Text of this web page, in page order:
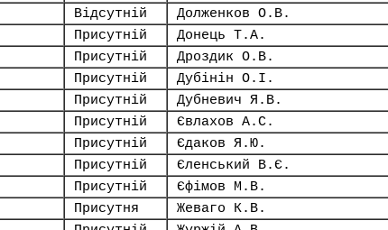
Відсутній Долженков О.В.
Присутній Донець Т.А.
Присутній Дроздик О.В.
Присутній Дубінін О.І.
Присутній Дубневич Я.В.
Присутній Євлахов А.С.
Присутній Єдаков Я.Ю.
Присутній Єленський В.Є.
Присутній Єфімов М.В.
Присутня Жеваго К.В.